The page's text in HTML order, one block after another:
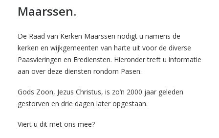
Maarssen.
De Raad van Kerken Maarssen nodigt u namens de
kerken en wijkgemeenten van harte uit voor de diverse
Paasvieringen en Erediensten. Hieronder treft u informatie
aan over deze diensten rondom Pasen.
Gods Zoon, Jezus Christus, is zo’n 2000 jaar geleden
gestorven en drie dagen later opgestaan.
Viert u dit met ons mee?